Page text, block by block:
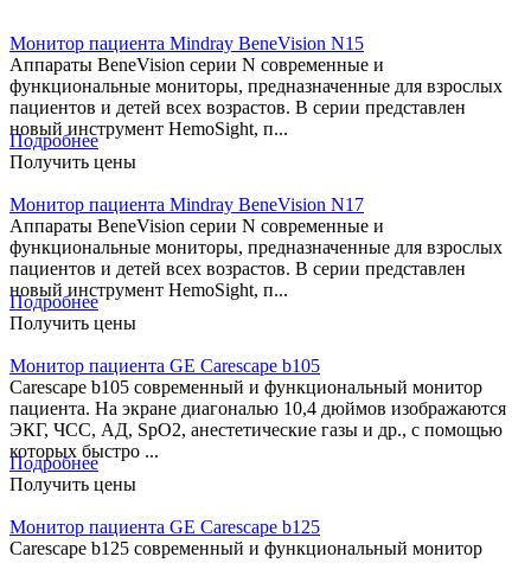
Монитор пациента Mindray BeneVision N15
Аппараты BeneVision серии N современные и
функциональные мониторы, предназначенные для взрослых
пациентов и детей всех возрастов. В серии представлен
новый инструмент HemoSight, п...
Подробнее
Получить цены
Монитор пациента Mindray BeneVision N17
Аппараты BeneVision серии N современные и
функциональные мониторы, предназначенные для взрослых
пациентов и детей всех возрастов. В серии представлен
новый инструмент HemoSight, п...
Подробнее
Получить цены
Монитор пациента GE Carescape b105
Carescape b105 современный и функциональный монитор
пациента. На экране диагональю 10,4 дюймов изображаются
ЭКГ, ЧСС, АД, SpO2, анестетические газы и др., с помощью
которых быстро ...
Подробнее
Получить цены
Монитор пациента GE Carescape b125
Carescape b125 современный и функциональный монитор